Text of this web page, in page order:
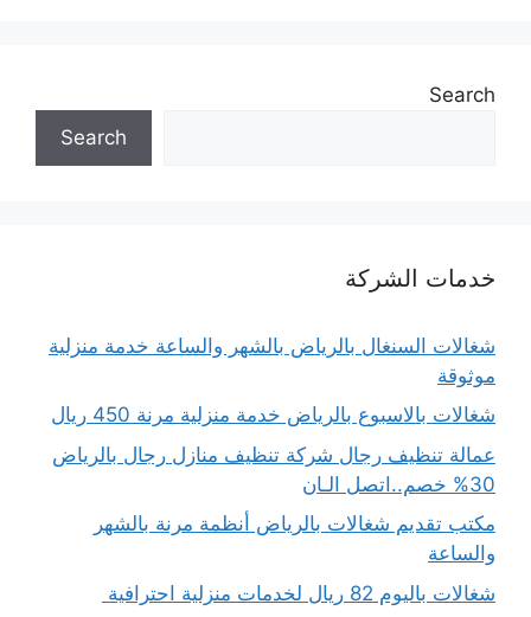
Search
Search
خدمات الشركة
شغالات السنغال بالرياض بالشهر والساعة خدمة منزلية
موثوقة
شغالات بالاسبوع بالرياض خدمة منزلية مرنة 450 ريال
عمالة تنظيف رجال شركة تنظيف منازل رجال بالرياض
30% خصم..اتصل الـان
مكتب تقديم شغالات بالرياض أنظمة مرنة بالشهر
والساعة
شغالات باليوم 82 ريال لخدمات منزلية احترافية